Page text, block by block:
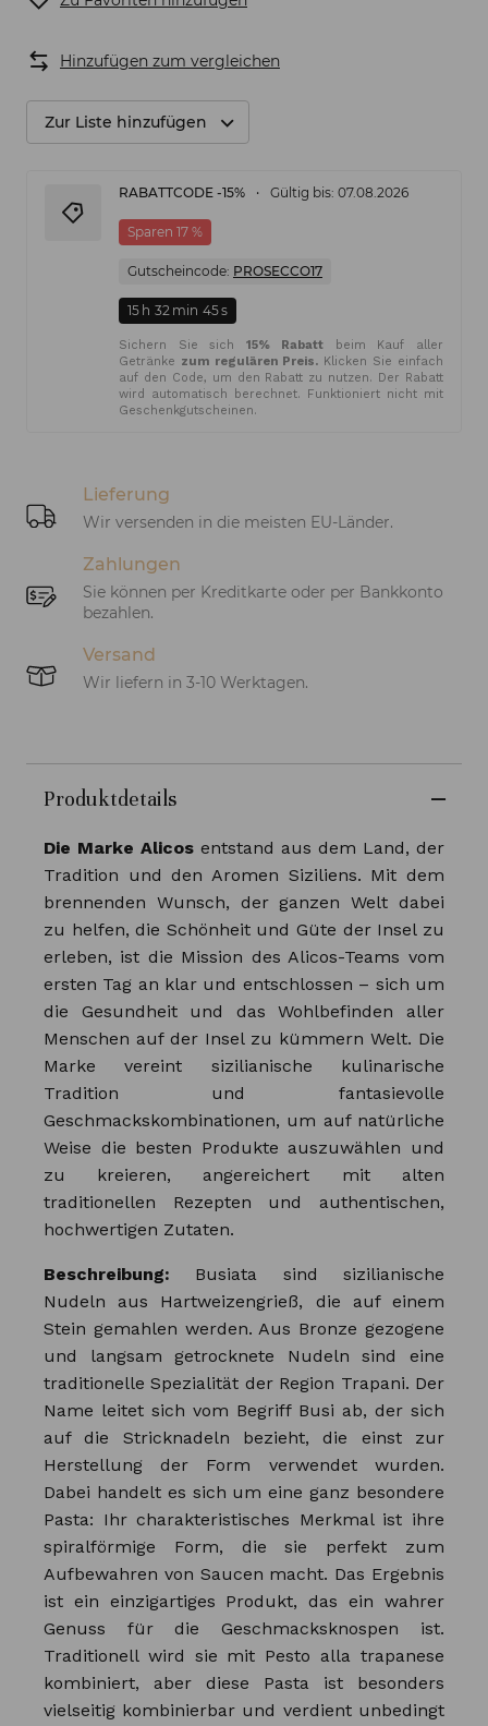
Hinzufügen zum vergleichen
Zur Liste hinzufügen
RABATTCODE -15% Gültig bis: 07.08.2026
Sparen 17 %
Gutscheincode: PROSECCO17
15 h 32 min 45s
Sichern Sie sich15% Rabattbeim Kauf aller
Getränke zum regulären Preis. Klicken Sie einfach
auf den Code, um den Rabatt zu nutzen. Der Rabatt
wird automatisch berechnet. Funktioniert nicht mit
Geschenkgutscheinen.
Lieferung
Wir versenden in die meisten EU-Länder.
Zahlungen
Sie können per Kreditkarte oder per Bankkonto
bezahlen.
Versand
Wir liefern in 3-10 Werktagen.
Produktdetails
Die Marke Alicosentstand aus dem Land, der
Tradition und den Aromen Siziliens. Mit dem
brennenden Wunsch, der ganzen Welt dabei
zu helfen, die Schönheit und Güte der Insel zu
erleben, ist die Mission des Alicos-Teams vom
ersten Tag an klar und entschlossen – sich um
die Gesundheit und das Wohlbefinden aller
Menschen auf der Insel zu kümmern Welt. Die
Marke vereint sizilianische kulinarische
Tradition und fantasievolle
Geschmackskombinationen, um auf natürliche
Weise die besten Produkte auszuwählen und
zu kreieren, angereichert mit alten
traditionellen Rezepten und authentischen,
hochwertigen Zutaten.
Beschreibung: Busiata sind sizilianische
Nudeln aus Hartweizengrieß, die auf einem
Stein gemahlen werden. Aus Bronze gezogene
und langsam getrocknete Nudeln sind eine
traditionelle Spezialität der Region Trapani. Der
Name leitet sich vom Begriff Busi ab, der sich
auf die Stricknadeln bezieht, die einst zur
Herstellung der Form verwendet wurden.
Dabei handelt es sich um eine ganz besondere
Pasta: Ihr charakteristisches Merkmal ist ihre
spiralförmige Form, die sie perfekt zum
Aufbewahren von Saucen macht. Das Ergebnis
ist ein einzigartiges Produkt, das ein wahrer
Genuss für die Geschmacksknospen ist.
Traditionell wird sie mit Pesto alla trapanese
kombiniert, aber diese Pasta ist besonders
vielseitig kombinierbar und verdient unbedingt